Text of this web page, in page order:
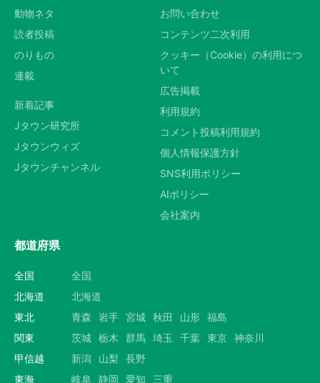
動物ネタ
読者投稿
のりもの
連載
新着記事
Jタウン研究所
Jタウンウィズ
Jタウンチャンネル
お問い合わせ
コンテンツ二次利用
クッキー（Cookie）の利用につ
いて
広告掲載
利用規約
コメント投稿利用規約
個人情報保護方針
SNS利用ポリシー
AIポリシー
会社案内
都道府県
全国
全国
北海道
北海道
東北
青森 岩手 宮城 秋田 山形 福島
関東
茨城 栃木 群馬 埼玉 千葉 東京 神奈川
甲信越
新潟 山梨
長野
東海
岐阜 静岡 愛知 三重